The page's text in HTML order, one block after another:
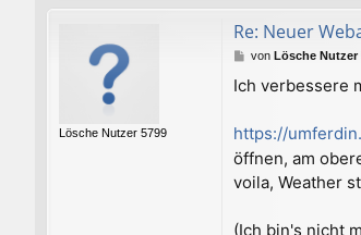
Lösche Nutzer 5799
Re: Neuer
B
i
a
g
von Lösche Nutzer
Ich verbessere
https://
öffnen, am
voila, Weather
(Ich bin's nicht